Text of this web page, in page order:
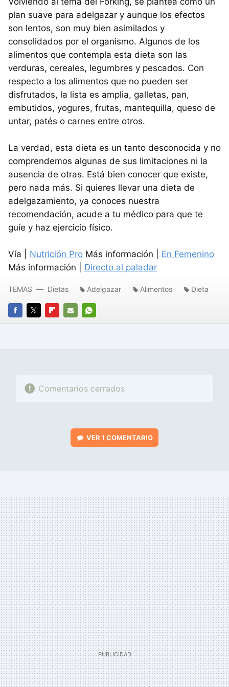
plan suave para adelgazar y aunque los efectos
son lentos, son muy bien asimilados y
consolidados por el organismo. Algunos de los
alimentos que contempla esta dieta son las
verduras, cereales, legumbres y pescados. Con
respecto a los alimentos que no pueden ser
disfrutados, la lista es amplia, galletas, pan,
embutidos, yogures, frutas, mantequilla, queso de
untar, patés o carnes entre otros.
La verdad, esta dieta es un tanto desconocida y no
comprendemos algunas de sus limitaciones ni la
ausencia de otras. Está bien conocer que existe,
pero nada más. Si quieres llevar una dieta de
adelgazamiento, ya conoces nuestra
recomendación, acude a tu médico para que te
guíe y haz ejercicio físico.
Vía | Nutrición Pro Más información | En Femenino
Más información | Directo al paladar
FACEBOOK
TWITTERFLIPBOARD
E-
WHATSAPP
TEMAS Dietas Adelgazar Alimentos Dieta
Comentarios cerrados
VER 1 COMENTARIO